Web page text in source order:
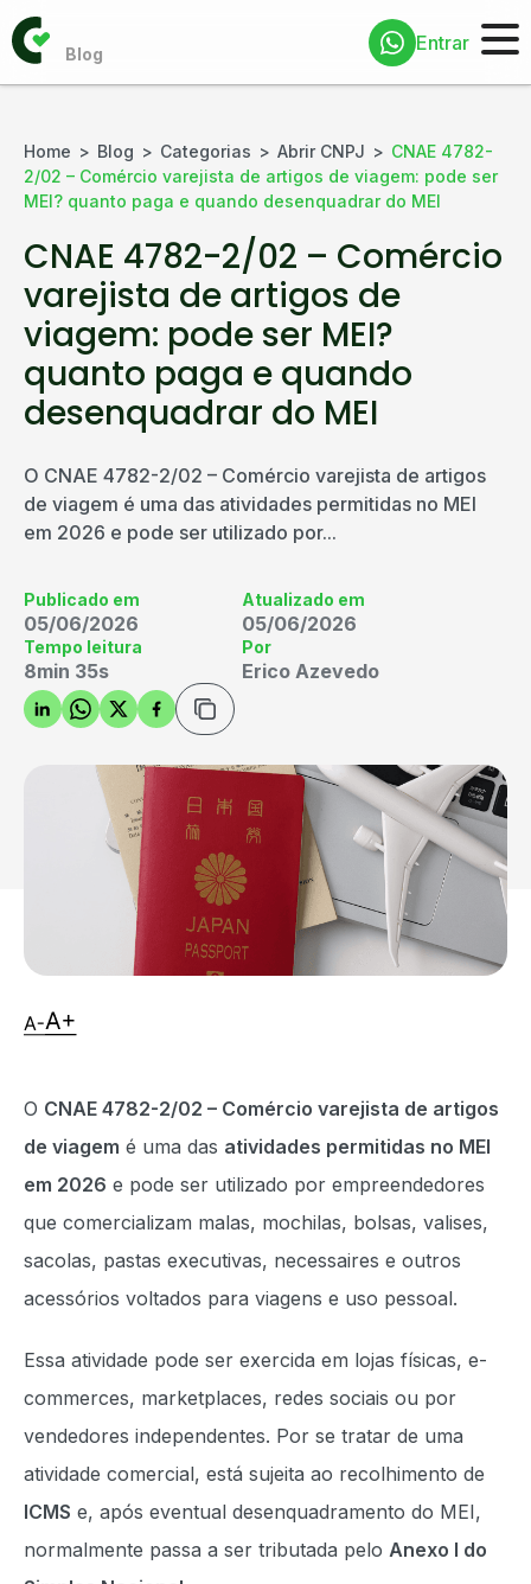
Entrar
Home Blog Categorias Abrir CNPJ
CNAE 4782-
2/02 – Comércio varejista de artigos de viagem: pode ser
MEI? quanto paga e quando desenquadrar do MEI
CNAE 4782-2/02 – Comércio
varejista de artigos de
viagem: pode ser MEI?
quanto paga e quando
desenquadrar do MEI
O CNAE 4782-2/02 – Comércio varejista de artigos
de viagem é uma das atividades permitidas no MEI
em 2026 e pode ser utilizado por...
Publicado em
05/06/2026
Atualizado em
05/06/2026
Tempo leitura
8min 35s
Por
Erico Azevedo
O CNAE 4782-2/02 – Comércio varejista de artigos
de viagem é uma das atividades permitidas no MEI
em 2026 e pode ser utilizado por empreendedores
que comercializam malas, mochilas, bolsas, valises,
sacolas, pastas executivas, necessaires e outros
acessórios voltados para viagens e uso pessoal.
Essa atividade pode ser exercida em lojas físicas, e-
commerces, marketplaces, redes sociais ou por
vendedores independentes. Por se tratar de uma
atividade comercial, está sujeita ao recolhimento de
ICMS e, após eventual desenquadramento do MEI,
normalmente passa a ser tributada pelo Anexo I do